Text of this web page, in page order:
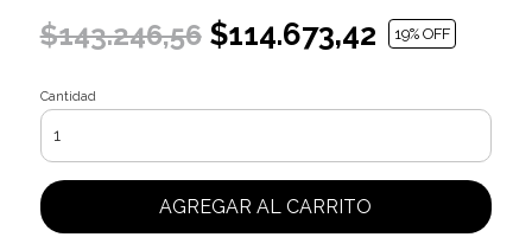
$143.246,56$114.673,42 19% OFF
Cantidad
AGREGAR AL CARRITO